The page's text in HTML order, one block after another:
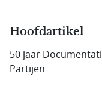
Hoofdartikel
50 jaar
Partijen